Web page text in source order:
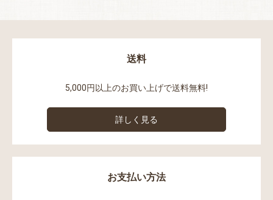
送料
5,000円以上のお買い上げで送料無料!
詳しく見る
お支払い方法